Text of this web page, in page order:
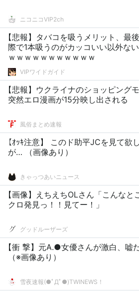
ニコニコVIP2ch
【悲報】タバコを吸うメリット、最
際で1本吸うのがカッコいい以外な
ｗｗｗｗｗｗｗｗｗｗｗ
VIPワイドガイド
【悲報】ウクライナのショッピング
突然エロ漫画が15分映し出される
風俗まとめ速報
【ｵｯｷ注意】 このド助平JCを見て欲
が… （画像あり）
きゃっつあいニュース
【画像】えちえちOLさん「こんなと
クロ発見っ！！見てー！」
グッドルーザーズ
【衝 撃】元A.●女優さんが激白、嘘
（※画像あり）
雪夜速報(●ﾟДﾟ●)TWINEWS！